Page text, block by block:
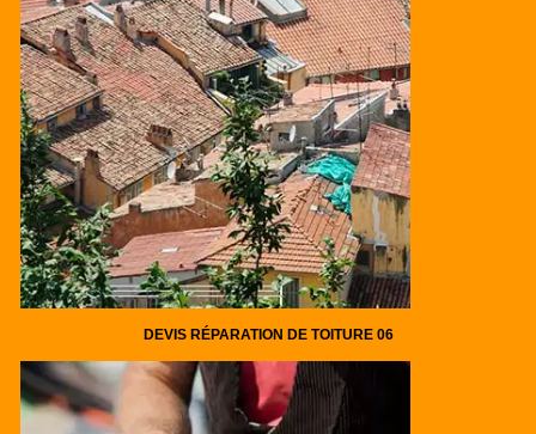
DEVIS RÉPARATION DE TOITURE 06